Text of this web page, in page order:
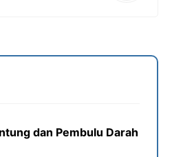
dan Pembulu Darah